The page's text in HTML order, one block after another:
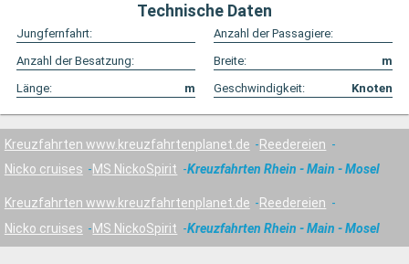
Technische Daten
Jungfernfahrt:
Anzahl der Passagiere:
Anzahl der Besatzung:
Breite:
m
Länge:
m Geschwindigkeit: Knoten
Kreuzfahrten www.kreuzfahrtenplanet.de
Reedereien
Nicko cruises
MS NickoSpirit Kreuzfahrten Rhein - Main - Mosel
Kreuzfahrten www.kreuzfahrtenplanet.de
Reedereien
Nicko cruises
MS NickoSpirit Kreuzfahrten Rhein - Main - Mosel